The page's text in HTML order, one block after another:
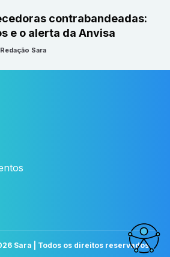
contrabandeadas:
e o alerta da Anvisa
Redação Sara
Sara | Todos os direitos reservados